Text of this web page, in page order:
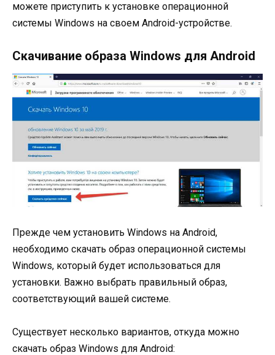
можете приступить к установке операционной
системы Windows на своем Android-устройстве.
Скачивание образа Windows для Android
Прежде чем установить Windows на Android,
необходимо скачать образ операционной системы
Windows, который будет использоваться для
установки. Важно выбрать правильный образ,
соответствующий вашей системе.
Существует несколько вариантов, откуда можно
скачать образ Windows для Android: